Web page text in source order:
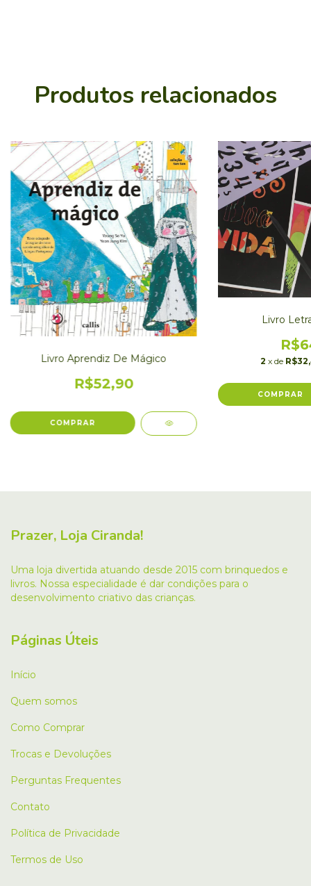
Produtos relacionados
Livro Aprendiz De Mágico
R$52,90
Livro
2 x de
Prazer, Loja Ciranda!
Uma loja divertida atuando desde 2015 com brinquedos e
livros. Nossa especialidade é dar condições para o
desenvolvimento criativo das crianças.
Páginas Úteis
Início
Quem somos
Como Comprar
Trocas e Devoluções
Perguntas Frequentes
Contato
Política de Privacidade
Termos de Uso